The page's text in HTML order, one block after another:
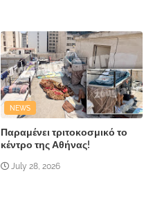
NEWS
Παραμένει τριτοκοσμικό το
κέντρο της Αθήνας!
July 28, 2026